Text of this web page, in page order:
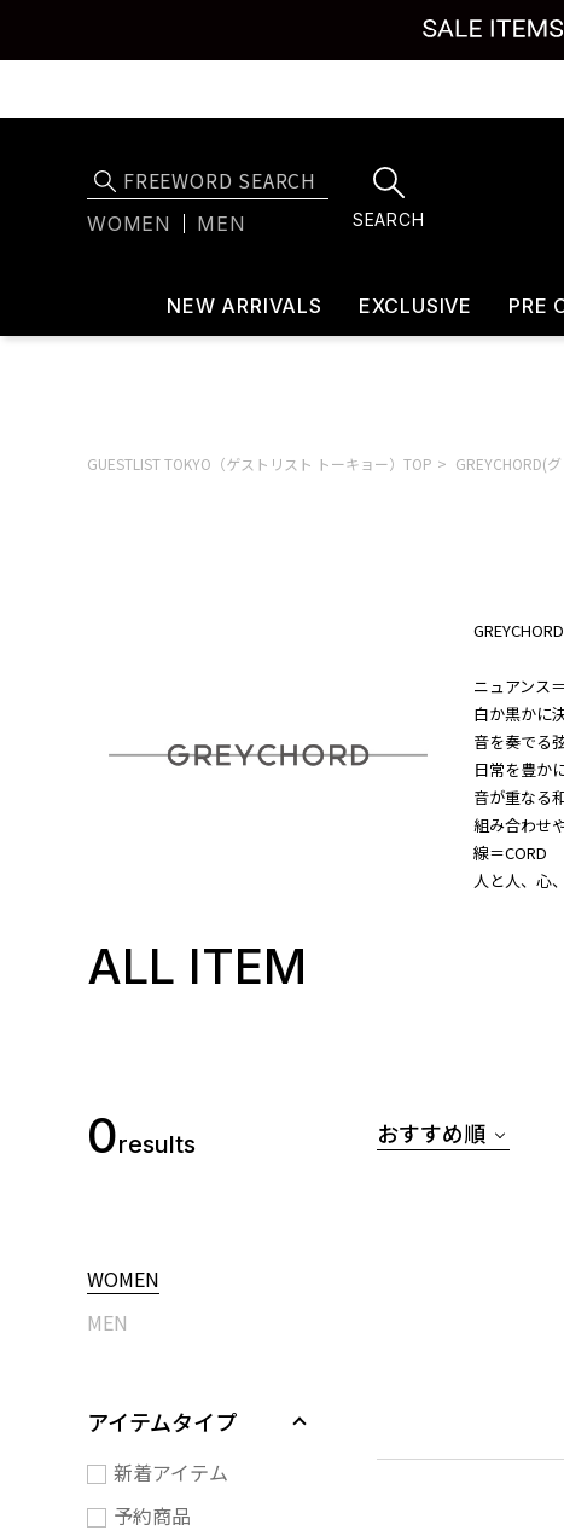
WOMEN MEN SEARCH
NEW ARRIVALS EXCLUSIVE PRE
GUESTLIST TOKYO（ゲストリスト トーキョー）TOP GREYCHORD(
ニュアンス
白か黒かに
音を奏でる
日常を豊か
音が重なる
組み合わせ
線＝CORD
人と人、心
ALL ITEM
0results
WOMEN
MEN
アイテムタイプ
新着アイテム
予約商品
おすすめ順